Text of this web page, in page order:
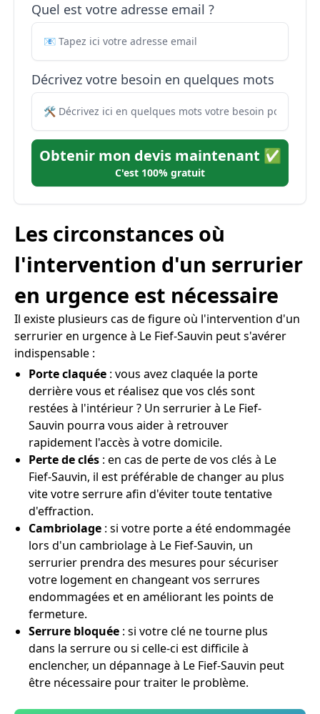
Quel est votre adresse email ?
Décrivez votre besoin en quelques mots
Obtenir mon devis maintenant ✅
C'est 100% gratuit
Les circonstances où
l'intervention d'un serrurier
en urgence est nécessaire
Il existe plusieurs cas de figure où l'intervention d'un
serrurier en urgence à Le Fief-Sauvin peut s'avérer
indispensable :
Porte claquée : vous avez claquée la porte
derrière vous et réalisez que vos clés sont
restées à l'intérieur ? Un serrurier à Le Fief-
Sauvin pourra vous aider à retrouver
rapidement l'accès à votre domicile.
Perte de clés : en cas de perte de vos clés à Le
Fief-Sauvin, il est préférable de changer au plus
vite votre serrure afin d'éviter toute tentative
d'effraction.
Cambriolage : si votre porte a été endommagée
lors d'un cambriolage à Le Fief-Sauvin, un
serrurier prendra des mesures pour sécuriser
votre logement en changeant vos serrures
endommagées et en améliorant les points de
fermeture.
Serrure bloquée : si votre clé ne tourne plus
dans la serrure ou si celle-ci est difficile à
enclencher, un dépannage à Le Fief-Sauvin peut
être nécessaire pour traiter le problème.